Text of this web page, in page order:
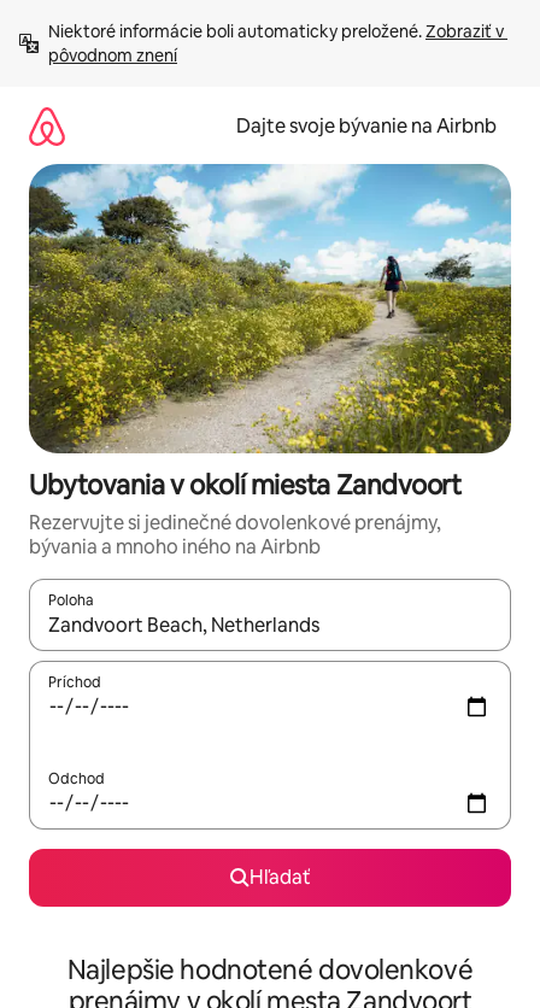
obsah.
Niektoré informácie boli automaticky preložené. Zobraziť v
pôvodnom znení
Dajte svoje bývanie na Airbnb
Ubytovania v okolí miesta Zandvoort
Rezervujte si jedinečné dovolenkové prenájmy,
bývania a mnoho iného na Airbnb
Poloha
Keď budú výsledky k dispozícii, môžete si ich prechádzať
Príchod
Odchod
Hľadať
Najlepšie hodnotené dovolenkové